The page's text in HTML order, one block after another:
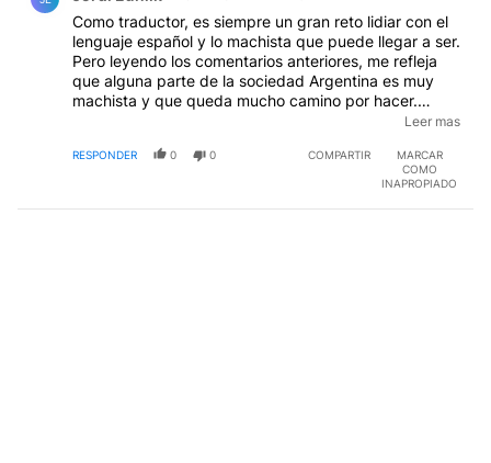
Como traductor, es siempre un gran reto lidiar con el
lenguaje español y lo machista que puede llegar a ser.
Pero leyendo los comentarios anteriores, me refleja
que alguna parte de la sociedad Argentina es muy
machista y que queda mucho camino por hacer.
Cierto que hay otras prioridades, pero si las más
complejas. Haceroslo mirad. Una simple opinion desde
el otro lado del atlántico (África), donde también debo
Leer mas
RESPONDER 0 0 COMPARTIR
MARCAR
COMO
INAPROPIADO